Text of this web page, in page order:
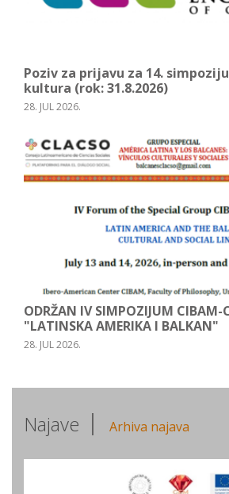
Poziv za prijavu za 14.
kultura (rok: 31.8.2026)
28. JUL 2026.
ODRŽAN IV SIMPOZIJUM CIBAM-
"LATINSKA AMERIKA I BALKAN"
28. JUL 2026.
Najave Arhiva najava